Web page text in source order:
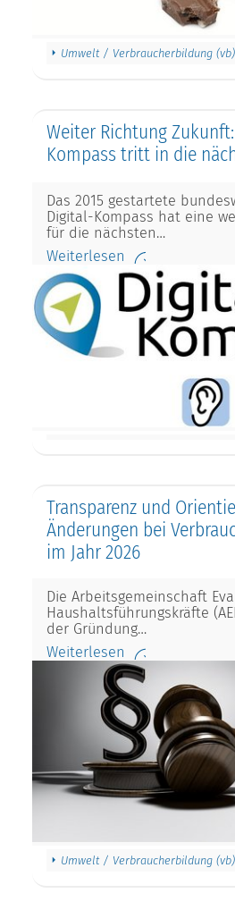
Umwelt / Verbraucherbildung (vb)
Weiter Richtung
Kompass tritt in die
Das 2015 gestartete
Digital-Kompass hat eine
für die nächsten…
Weiterlesen
Transparenz und
Änderungen bei
im Jahr 2026
Die Arbeitsgemeinschaft
Haushaltsführungskräfte
der Gründung…
Weiterlesen
Umwelt / Verbraucherbildung (vb)